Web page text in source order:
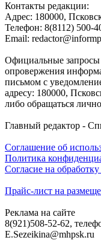
Контакты редакции:
Адреc: 180000,
Телефон: 8(8112) 500-
Email:
Официальные запросы
опровержения
письмом с
адресу: 180000,
либо обращаться
Главный редактор -
Соглашение об
Политика
Согласие на
Прайс-лист на
Реклама на сайте
8(921)508-52-62,
E.Sezeikina@mhpsk.ru